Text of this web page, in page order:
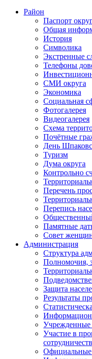
Район
Паспорт
Общая
История
Символика
Экстренные
Телефоны
СМИ округа
Экономика
Социальная
Фотогалерея
Видеогалерея
Схема
Почётные
День
Туризм
Дума округа
Контрольно
Перечень
Перепись
Памятные
Совет
Администрация
Структура
Полномочия,
Защита
Результаты
Участие в
Официальные